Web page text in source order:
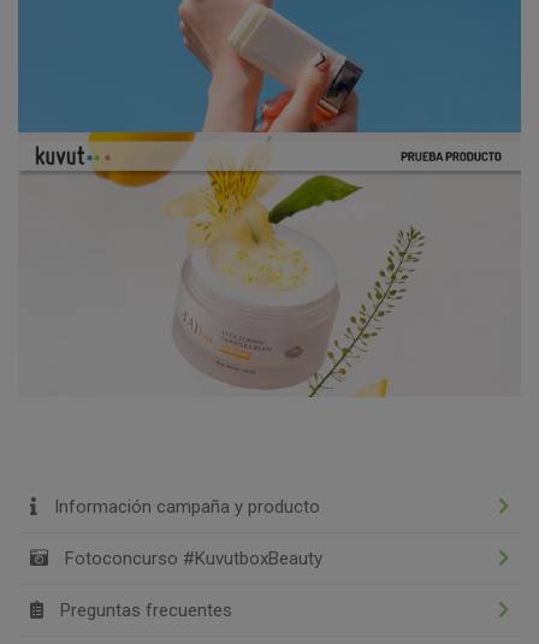
Información campaña y producto
Fotoconcurso #KuvutboxBeauty
Preguntas frecuentes